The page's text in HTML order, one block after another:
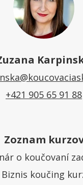
+421 905 65 91 88
Zoznam
o koučovaní
Biznis koučing